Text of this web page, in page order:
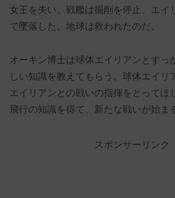
女王を失い、戦艦は掘削を停止、エイ
て墜落した。地球は救われたのだ。
オーキン博士は球体エイリアンとすっ
しい知識を教えてもらう。球体エイリ
エイリアンとの戦いの指揮をとってほ
飛行の知識を得て、新たな戦いが始ま
スポンサーリンク